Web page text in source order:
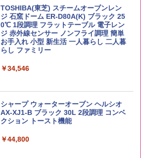
￥3,980
【在庫処分価格】ももたろう印 無洗米 5
フト プレゼント 贈り物に】
￥6,783
白州 Story of the Distillery 2026 化粧箱
￥2,323
家系醤油豚骨 3食パック 130g×3食
TOSHIBA(東芝) スチームオーブンレン
ジ 石窯ドーム ER-D80A(K) ブラック 25
0℃ 1段調理 フラットテーブル 電子レン
ジ 赤外線センサー ノンフライ調理 簡単
お手入れ 小型 新生活 一人暮らし 二人暮
らし ファミリー
￥34,546
シャープ ウォーターオーブン ヘルシオ
AX-XJ1-B ブラック 30L 2段調理 コンベ
クション トースト機能
￥44,800